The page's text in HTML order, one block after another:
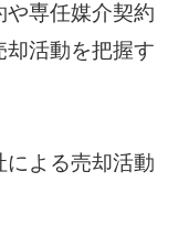
や専任媒介契約
却活動を把握す
よる売却活動